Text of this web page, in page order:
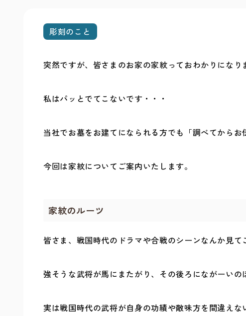
彫刻のこと
突然ですが、皆さまのお家の家紋っておわかりになり
私はパッとでてこないです・・・
当社でお墓をお建てになられる方でも「調べてからお
今回は家紋についてご案内いたします。
家紋のルーツ
皆さま、戦国時代のドラマや合戦のシーンなんか見て
強そうな武将が馬にまたがり、その後ろにながーい
実は戦国時代の武将が自身の功績や敵味方を間違え